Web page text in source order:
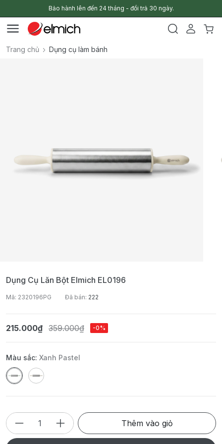
Bảo hành lên đến 24 tháng - đổi trả 30 ngày.
Trang chủ Dụng cụ làm bánh
Dụng Cụ Lăn Bột Elmich EL0196
Mã: 2320196PG Đã bán: 222
215.000₫ 359.000₫ -0%
Màu sắc: Xanh Pastel
Thêm vào giỏ